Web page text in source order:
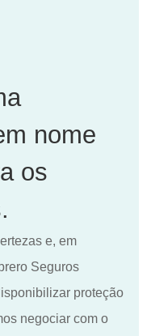
nome
os
e, em
Seguros
proteção
negociar com o